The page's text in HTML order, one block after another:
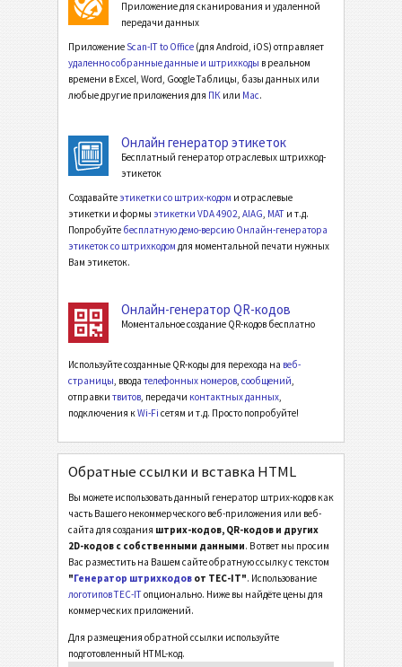
Приложение для сканирования и удаленной
передачи данных
Приложение Scan-IT to Office (для Android, iOS) отправляет
удаленно собранные данные и штрихкоды в реальном
времени в Excel, Word, Google Таблицы, базы данных или
любые другие приложения для ПК или Mac.
Онлайн генератор этикеток
Бесплатный генератор отраслевых штрихкод-
этикеток
Создавайте этикетки со штрих-кодом и отраслевые
этикетки и формы этикетки VDA 4902, AIAG, MAT и т.д.
Попробуйте бесплатную демо-версию Онлайн-генератора
этикеток со штрихкодом для моментальной печати нужных
Вам этикеток.
Онлайн-генератор QR-кодов
Моментальное создание QR-кодов бесплатно
Используйте созданные QR-коды для перехода на веб-
страницы, ввода телефонных номеров, сообщений,
отправки твитов, передачи контактных данных,
подключения кWi-Fi сетям и т.д. Просто попробуйте!
Обратные ссылки и вставка HTML
Вы можете использовать данный генератор штрих-кодов как
часть Вашего некоммерческого веб-приложения или веб-
сайта для создания штрих-кодов, QR-кодов и других
2D-кодов с собственными данными. В ответ мы просим
Вас разместить на Вашем сайте обратную ссылку с текстом
"Генератор штрихкодов от TEC-IT". Использование
логотипов TEC-ITопционально. Ниже вы найдёте цены для
коммерческих приложений.
Для размещения обратной ссылки используйте
подготовленный HTML-код.